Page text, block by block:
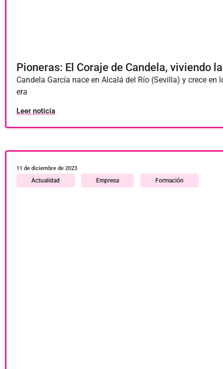
Pioneras: El Coraje de Candela, viviendo
Candela García nace en Alcalá del Río (Sevilla) y crece
era
Leer noticia
11 de diciembre de 2023
Actualidad Empresa Formación